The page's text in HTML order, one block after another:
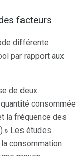
facteurs
différente
par rapport aux
de deux
consommée
la fréquence des
Les études
consommation